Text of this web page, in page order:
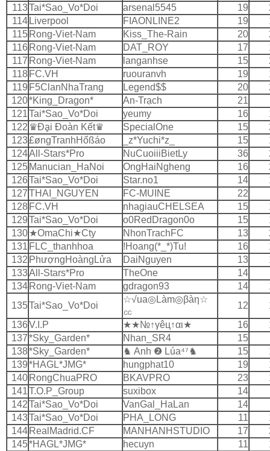
113Tai*Sao_Vo*Doi arsenal5545 19
114 Liverpool FIAONLINE2 19
115 Rong-Viet-Nam Kiss_The-Rain 20
116 Rong-Viet-Nam DAT_ROY 17
117 Rong-Viet-Nam langanhse 15
118 FC.VH ruouranvh 19
119 F5ClanNhaTrang Legend$$ 20
120*King_Dragon* An-Trạch
21
121Tai*Sao_Vo*Doi yeumy 16
122 ♛Ðḁi Ðoàn Kết♛ SpecialOne 15
123£øngTranhHổßáo _z*Yuchi*z_ 15
124All-Stars*Pro NuCuoiiiBietLy 36
125 Manucian_HaNoi OngHaiNgheng 16
126Tai*Sao_Vo*Doi Star.no1 14
127THAI_NGUYEN FC-MUINE 22
128 FC.VH nhagiauCHELSEA 15
129Tai*Sao_Vo*Doi o0RedDragon0o 15
130★OmaChi★Cty NhonTrachFC 13
131 FLC_thanhhoa !Hoang(*_*)Tu! 16
132 PhượngHoàngLửa DaiNguyen 13
133All-Stars*Pro TheOne
14
134 Rong-Viet-Nam gdragon93 14
135Tai*Sao_Vo*Doi
☆√ua◎Làm◎βàη☆
㏄
12
136V.I.P ★★№↑γêц↑αι★ 16
137*Sky_Garden* Nhan_SR4
15
138*Sky_Garden* ♞ Anh ❷ Lúa⁴⁷♞ 15
139*HAGL*JMG* hungphat10 19
140 RongChuaPRO BKAVPRO 23
141T.O.P_Group suxibox
14
142Tai*Sao_Vo*Doi VanGal_HaLan 14
143Tai*Sao_Vo*Doi PHA_LONG 11
144 RealMadrid.CF MANHANHSTUDIO 17
145*HAGL*JMG* hecuyn 11